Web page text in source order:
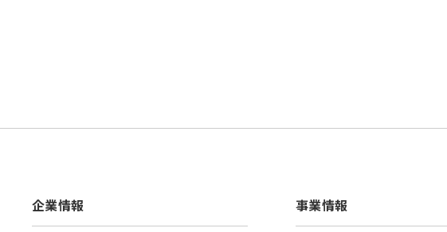
企業情報 事業情報